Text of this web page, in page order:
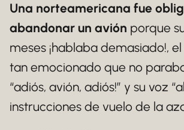
Una norteamericana fue
abandonar un avión porque
meses ¡hablaba demasiado!,
tan emocionado que no
“adiós, avión, adiós!” y su voz
instrucciones de vuelo de la